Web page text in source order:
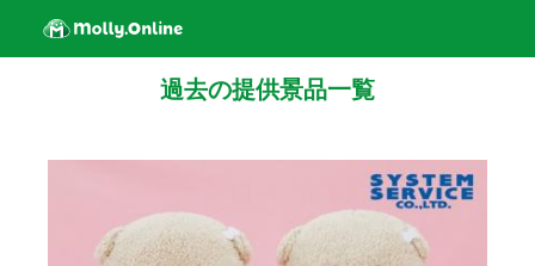
過去の提供景品一覧